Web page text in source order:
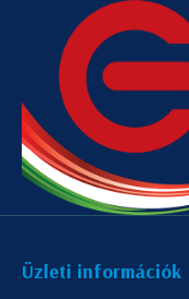
Üzleti információk